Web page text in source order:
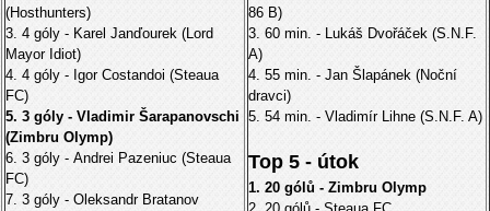
(Hosthunters)
3. 4 góly - Karel Janďourek (Lord
Mayor Idiot)
4. 4 góly - Igor Costandoi (Steaua
FC)
5. 3 góly - Vladimir Šarapanovschi
(Zimbru Olymp)
6. 3 góly - Andrei Pazeniuc (Steaua
FC)
7. 3 góly - Oleksandr Bratanov
86 B)
3. 60 min. - Lukáš Dvořáček (S.N.F.
A)
4. 55 min. - Jan Šlapánek (Noční
dravci)
5. 54 min. - Vladimír Lihne (S.N.F. A)
Top 5 - útok
1. 20 gólů - Zimbru Olymp